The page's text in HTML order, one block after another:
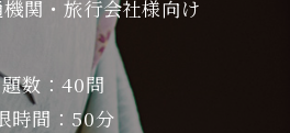
関・旅行会社様向け
数：40問
時間：50分